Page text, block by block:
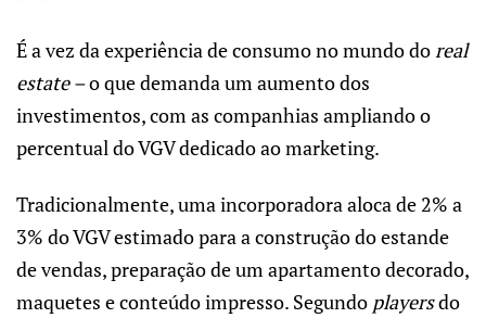
É a vez da experiência de consumo no mundo doreal
estate –o que demanda um aumento dos
investimentos, com as companhias ampliando o
percentual do VGV dedicado ao marketing.
Tradicionalmente, uma incorporadora aloca de 2% a
3% do VGV estimado para a construção do estande
de vendas, preparação de um apartamento decorado,
maquetes e conteúdo impresso. Segundo playersdo